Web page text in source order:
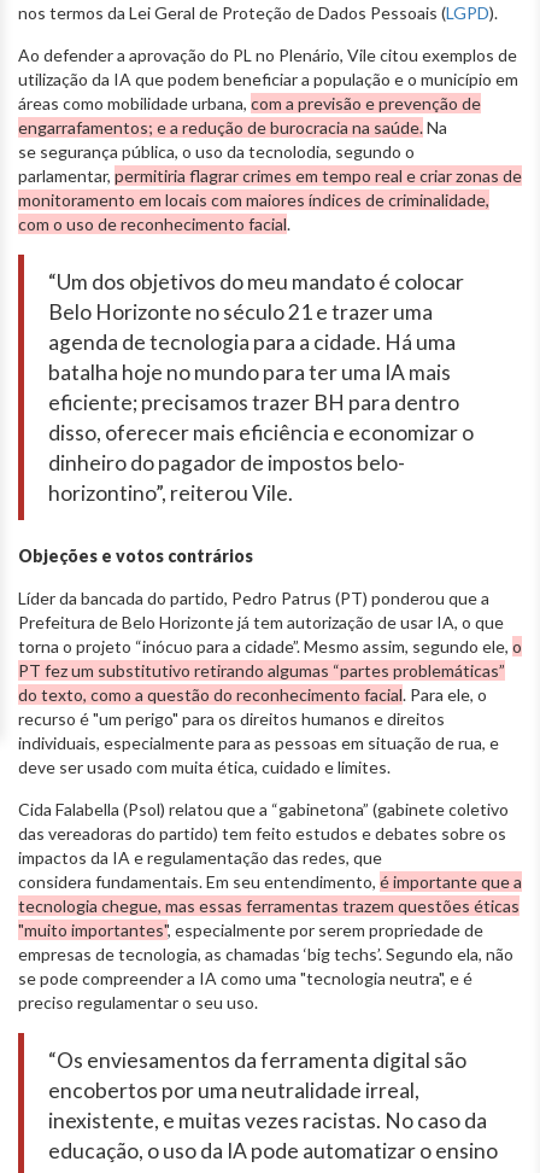
nos termos da Lei Geral de Proteção de Dados Pessoais (LGPD).
Ao defender a aprovação do PL no Plenário, Vilecitou exemplos de
utilização da IA que podem beneficiar a população e o município em
áreas como mobilidade urbana, com a previsão e prevenção de
engarrafamentos; e a redução de burocracia na saúde.Na
se segurança pública, o uso da tecnolodia, segundo o
parlamentar, permitiria flagrar crimes em tempo real e criar zonas de
monitoramento em locais com maiores índices de criminalidade,
com o uso de reconhecimento facial.
“Um dos objetivos do meu mandato é colocar
Belo Horizonte no século 21 e trazer uma
agenda de tecnologia para a cidade. Há uma
batalha hoje no mundo para ter uma IA mais
eficiente; precisamos trazer BH para dentro
disso, oferecer mais eficiência e economizar o
dinheiro do pagador de impostos belo-
horizontino”, reiterou Vile.
Objeções e votos contrários
Líder da bancada do partido, Pedro Patrus (PT) ponderou que a
Prefeitura de Belo Horizonte já tem autorização de usar IA, o que
torna o projeto “inócuo para a cidade”. Mesmo assim, segundo ele, o
PT fez um substitutivo retirando algumas “partes problemáticas”
do texto, como a questão do reconhecimento facial. Para ele, o
recurso é "um perigo" para os direitos humanos e direitos
individuais, especialmente para as pessoas em situação de rua, e
deve ser usado com muita ética, cuidado e limites.
Cida Falabella (Psol) relatou que a “gabinetona” (gabinete coletivo
das vereadoras do partido) tem feito estudos e debates sobre os
impactos da IA e regulamentação das redes, que
considera fundamentais. Em seu entendimento, é importante que a
tecnologia chegue, mas essas ferramentas trazem questões éticas
"muito importantes", especialmente por serem propriedade de
empresas de tecnologia, as chamadas ‘big techs’. Segundo ela, não
se pode compreender a IA como uma "tecnologia neutra", e é
preciso regulamentar o seu uso.
“Os enviesamentos da ferramenta digital são
encobertos por uma neutralidade irreal,
inexistente, e muitas vezes racistas. No caso da
educação, o uso da IA pode automatizar o ensino